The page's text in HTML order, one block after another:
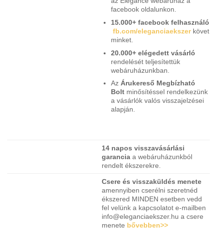
facebook oldalunkon.
15.000+ facebook felhasználó
fb.com/eleganciaekszerkövet
minket.
20.000+ elégedett vásárló
rendelését teljesítettük
webáruházunkban.
Az Árukereső Megbízható
Bolt minősítéssel rendelkezünk
a vásárlók valós visszajelzései
alapján.
14 napos visszavásárlási
garanciaa webáruházunkból
rendelt ékszerekre.
Csere és visszaküldés menete
amennyiben cserélni szeretnéd
ékszered MINDEN esetben vedd
fel velünk a kapcsolatot e-mailben
info@eleganciaekszer.hu a csere
menete bővebben>>